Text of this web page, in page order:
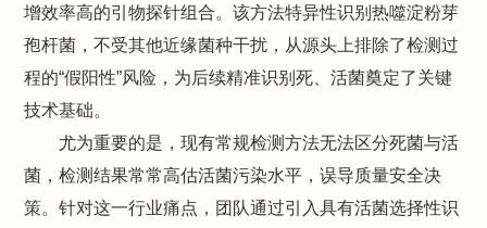
增效率高的引物探针组合。该方法特异性识别热噬淀粉芽
孢杆菌，不受其他近缘菌种干扰，从源头上排除了检测过
程的“假阳性”风险，为后续精准识别死、活菌奠定了关键
技术基础。
尤为重要的是，现有常规检测方法无法区分死菌与活
菌，检测结果常常高估活菌污染水平，误导质量安全决
策。针对这一行业痛点，团队通过引入具有活菌选择性识